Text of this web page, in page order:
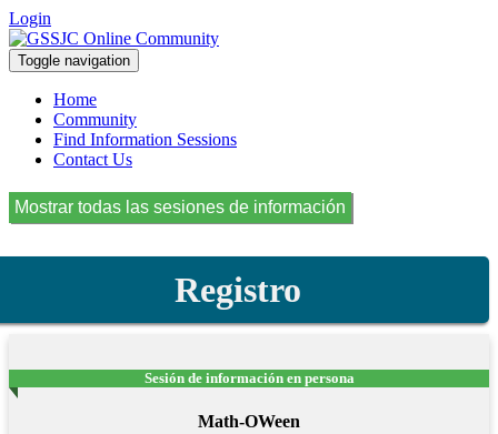
Login
Toggle navigation
Home
Community
Find Information Sessions
Contact Us
Registro
Sesión de información en persona
Math-OWeen